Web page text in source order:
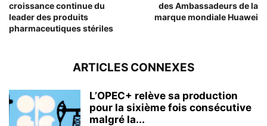
croissance continue du
leader des produits
pharmaceutiques stériles
des Ambassadeurs de la
marque mondiale Huawei
ARTICLES CONNEXES
L’OPEC+ relève sa production
pour la sixième fois consécutive
malgré la...